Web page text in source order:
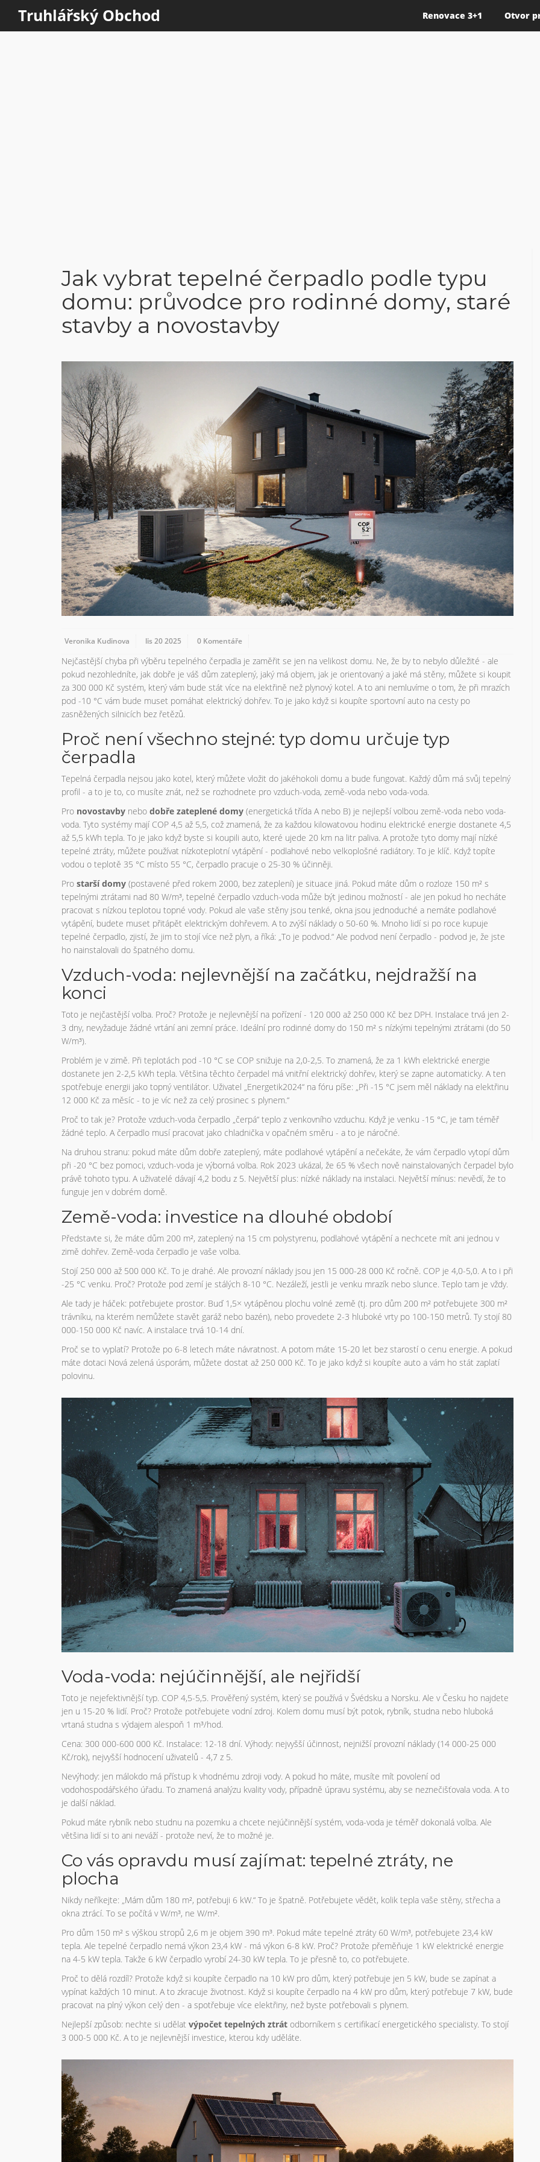
Truhlářský Obchod Renovace 3+1 Otvor
Jak vybrat tepelné čerpadlo podle typu
domu: průvodce pro rodinné domy, staré
stavby a novostavby
Veronika Kudinova lis 20 2025 0 Komentáře
Nejčastější chyba při výběru tepelného čerpadla je zaměřit se jen na velikost domu. Ne, že by to nebylo důležité - ale
pokud nezohledníte, jak dobře je váš dům zateplený, jaký má objem, jak je orientovaný a jaké má stěny, můžete si koupit
za 300 000 Kč systém, který vám bude stát více na elektřině než plynový kotel. A to ani nemluvíme o tom, že při mrazích
pod -10 °C vám bude muset pomáhat elektrický dohřev. To je jako když si koupíte sportovní auto na cesty po
zasněžených silnicích bez řetězů.
Proč není všechno stejné: typ domu určuje typ
čerpadla
Tepelná čerpadla nejsou jako kotel, který můžete vložit do jakéhokoli domu a bude fungovat. Každý dům má svůj tepelný
profil - a to je to, co musíte znát, než se rozhodnete pro vzduch-voda, země-voda nebo voda-voda.
Pro novostavby nebo dobře zateplené domy (energetická třída A nebo B) je nejlepší volbou země-voda nebo voda-
voda. Tyto systémy mají COP 4,5 až 5,5, což znamená, že za každou kilowatovou hodinu elektrické energie dostanete 4,5
až 5,5 kWh tepla. To je jako když byste si koupili auto, které ujede 20 km na litr paliva. A protože tyto domy mají nízké
tepelné ztráty, můžete používat nízkoteplotní vytápění - podlahové nebo velkoplošné radiátory. To je klíč. Když topíte
vodou o teplotě 35 °C místo 55 °C, čerpadlo pracuje o 25-30 % účinněji.
Pro starší domy (postavené před rokem 2000, bez zateplení) je situace jiná. Pokud máte dům o rozloze 150 m² s
tepelnými ztrátami nad 80 W/m³, tepelné čerpadlo vzduch-voda může být jedinou možností - ale jen pokud ho necháte
pracovat s nízkou teplotou topné vody. Pokud ale vaše stěny jsou tenké, okna jsou jednoduché a nemáte podlahové
vytápění, budete muset přitápět elektrickým dohřevem. A to zvýší náklady o 50-60 %. Mnoho lidí si po roce kupuje
tepelné čerpadlo, zjistí, že jim to stojí více než plyn, a říká: „To je podvod.“ Ale podvod není čerpadlo - podvod je, že jste
ho nainstalovali do špatného domu.
Vzduch-voda: nejlevnější na začátku, nejdražší na
konci
Toto je nejčastější volba. Proč? Protože je nejlevnější na pořízení - 120 000 až 250 000 Kč bez DPH. Instalace trvá jen 2-
3 dny, nevyžaduje žádné vrtání ani zemní práce. Ideální pro rodinné domy do 150 m² s nízkými tepelnými ztrátami (do 50
W/m³).
Problém je v zimě. Při teplotách pod -10 °C se COP snižuje na 2,0-2,5. To znamená, že za 1 kWh elektrické energie
dostanete jen 2-2,5 kWh tepla. Většina těchto čerpadel má vnitřní elektrický dohřev, který se zapne automaticky. A ten
spotřebuje energii jako topný ventilátor. Uživatel „Energetik2024“ na fóru píše: „Při -15 °C jsem měl náklady na elektřinu
12 000 Kč za měsíc - to je víc než za celý prosinec s plynem.“
Proč to tak je? Protože vzduch-voda čerpadlo „čerpá“ teplo z venkovního vzduchu. Když je venku -15 °C, je tam téměř
žádné teplo. A čerpadlo musí pracovat jako chladnička v opačném směru - a to je náročné.
Na druhou stranu: pokud máte dům dobře zateplený, máte podlahové vytápění a nečekáte, že vám čerpadlo vytopí dům
při -20 °C bez pomoci, vzduch-voda je výborná volba. Rok 2023 ukázal, že 65 % všech nově nainstalovaných čerpadel bylo
právě tohoto typu. A uživatelé dávají 4,2 bodu z 5. Největší plus: nízké náklady na instalaci. Největší mínus: nevědí, že to
funguje jen v dobrém domě.
Země-voda: investice na dlouhé období
Představte si, že máte dům 200 m², zateplený na 15 cm polystyrenu, podlahové vytápění a nechcete mít ani jednou v
zimě dohřev. Země-voda čerpadlo je vaše volba.
Stojí 250 000 až 500 000 Kč. To je drahé. Ale provozní náklady jsou jen 15 000-28 000 Kč ročně. COP je 4,0-5,0. A to i při
-25 °C venku. Proč? Protože pod zemí je stálých 8-10 °C. Nezáleží, jestli je venku mrazík nebo slunce. Teplo tam je vždy.
Ale tady je háček: potřebujete prostor. Buď 1,5× vytápěnou plochu volné země (tj. pro dům 200 m² potřebujete 300 m²
trávníku, na kterém nemůžete stavět garáž nebo bazén), nebo provedete 2-3 hluboké vrty po 100-150 metrů. Ty stojí 80
000-150 000 Kč navíc. A instalace trvá 10-14 dní.
Proč se to vyplatí? Protože po 6-8 letech máte návratnost. A potom máte 15-20 let bez starostí o cenu energie. A pokud
máte dotaci Nová zelená úsporám, můžete dostat až 250 000 Kč. To je jako když si koupíte auto a vám ho stát zaplatí
polovinu.
Voda-voda: nejúčinnější, ale nejřidší
Toto je nejefektivnější typ. COP 4,5-5,5. Prověřený systém, který se používá v Švédsku a Norsku. Ale v Česku ho najdete
jen u 15-20 % lidí. Proč? Protože potřebujete vodní zdroj. Kolem domu musí být potok, rybník, studna nebo hluboká
vrtaná studna s výdajem alespoň 1 m³/hod.
Cena: 300 000-600 000 Kč. Instalace: 12-18 dní. Výhody: nejvyšší účinnost, nejnižší provozní náklady (14 000-25 000
Kč/rok), nejvyšší hodnocení uživatelů - 4,7 z 5.
Nevýhody: jen málokdo má přístup k vhodnému zdroji vody. A pokud ho máte, musíte mít povolení od
vodohospodářského úřadu. To znamená analýzu kvality vody, případně úpravu systému, aby se neznečišťovala voda. A to
je další náklad.
Pokud máte rybník nebo studnu na pozemku a chcete nejúčinnější systém, voda-voda je téměř dokonalá volba. Ale
většina lidí si to ani neváží - protože neví, že to možné je.
Co vás opravdu musí zajímat: tepelné ztráty, ne
plocha
Nikdy neříkejte: „Mám dům 180 m², potřebuji 6 kW.“ To je špatně. Potřebujete vědět, kolik tepla vaše stěny, střecha a
okna ztrácí. To se počítá v W/m³, ne W/m².
Pro dům 150 m² s výškou stropů 2,6 m je objem 390 m³. Pokud máte tepelné ztráty 60 W/m³, potřebujete 23,4 kW
tepla. Ale tepelné čerpadlo nemá výkon 23,4 kW - má výkon 6-8 kW. Proč? Protože přeměňuje 1 kW elektrické energie
na 4-5 kW tepla. Takže 6 kW čerpadlo vyrobí 24-30 kW tepla. To je přesně to, co potřebujete.
Proč to dělá rozdíl? Protože když si koupíte čerpadlo na 10 kW pro dům, který potřebuje jen 5 kW, bude se zapínat a
vypínat každých 10 minut. A to zkracuje životnost. Když si koupíte čerpadlo na 4 kW pro dům, který potřebuje 7 kW, bude
pracovat na plný výkon celý den - a spotřebuje více elektřiny, než byste potřebovali s plynem.
Nejlepší způsob: nechte si udělat výpočet tepelných ztrát odborníkem s certifikací energetického specialisty. To stojí
3 000-5 000 Kč. A to je nejlevnější investice, kterou kdy uděláte.